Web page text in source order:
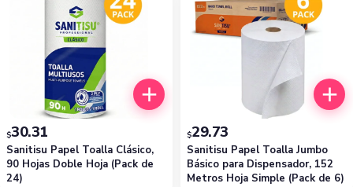
Sanitisu Papel Toalla Clásico,
90 Hojas Doble Hoja (Pack de
24)
$30.31
Sanitisu Papel Toalla Jumbo
Básico para Dispensador, 152
Metros Hoja Simple (Pack de 6)
$29.73